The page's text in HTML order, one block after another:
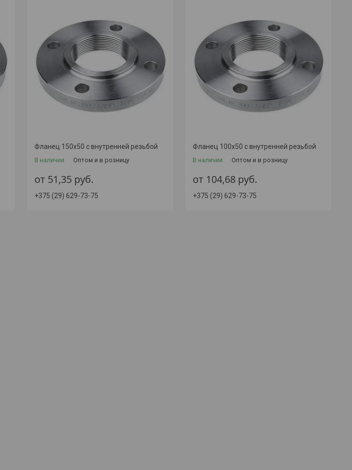
Фланец 150х50 с внутренней резьбой
В наличии Оптом и в розницу
от 51,35 руб.
+375 (29) 629-73-75
Фланец 100х50 с внутренней резьбой
В наличии Оптом и в розницу
от 104,68 руб.
+375 (29) 629-73-75